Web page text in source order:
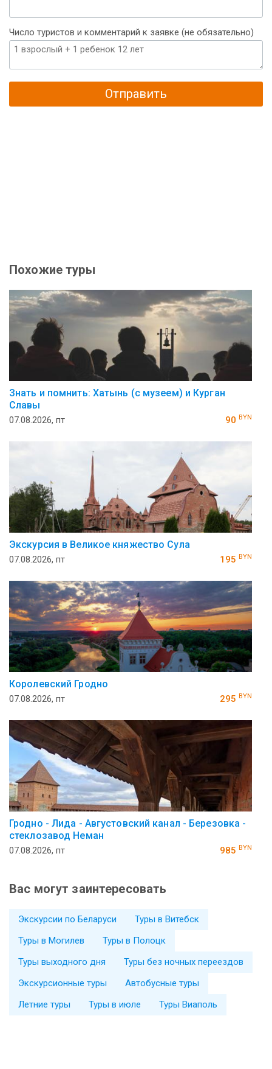
Число туристов и комментарий к заявке (не обязательно)
Отправить
Похожие туры
Знать и помнить: Хатынь (с музеем) и Курган
Славы
07.08.2026, пт 90 BYN
Экскурсия в Великое княжество Сула
07.08.2026, пт 195 BYN
Королевский Гродно
07.08.2026, пт 295 BYN
Гродно - Лида - Августовский канал - Березовка -
стеклозавод Неман
07.08.2026, пт 985 BYN
Вас могут заинтересовать
Экскурсии по Беларуси
Туры в Витебск
Туры в Могилев
Туры в Полоцк
Туры выходного дня
Туры без ночных переездов
Экскурсионные туры
Автобусные туры
Летние туры
Туры в июле Туры Виаполь